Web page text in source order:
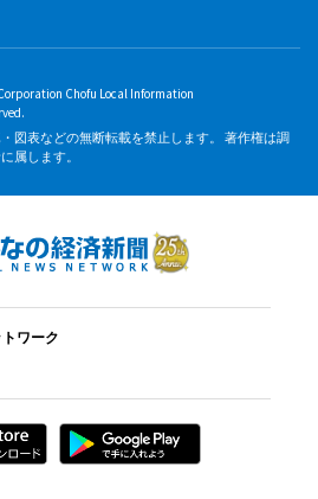
Chofu Local Information
図表などの無断転載を禁止します。 著作権は調
属します。
ワーク